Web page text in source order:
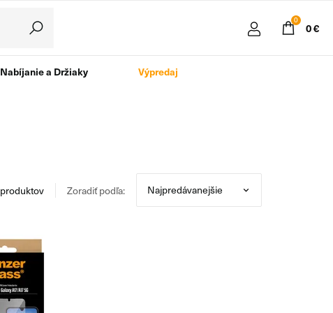
0
0 €
Nabíjanie a Držiaky Výpredaj
produktov Zoradiť podľa: